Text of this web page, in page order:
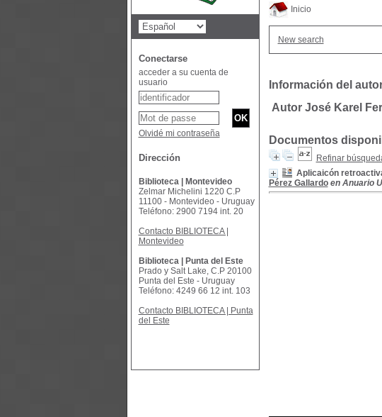
Inicio
New search
Información del
Autor José Karel
Documentos
Refinar
Aplicaicón
Pérez Gallardo en Anuario
Conectarse
acceder a su cuenta de
usuario
Olvidé mi contraseña
Dirección
Biblioteca | Montevideo
Zelmar Michelini 1220 C.P
11100 - Montevideo - Uruguay
Teléfono: 2900 7194 int. 20
Contacto BIBLIOTECA |
Montevideo
Biblioteca | Punta del Este
Prado y Salt Lake, C.P 20100
Punta del Este - Uruguay
Teléfono: 4249 66 12 int. 103
Contacto BIBLIOTECA | Punta
del Este